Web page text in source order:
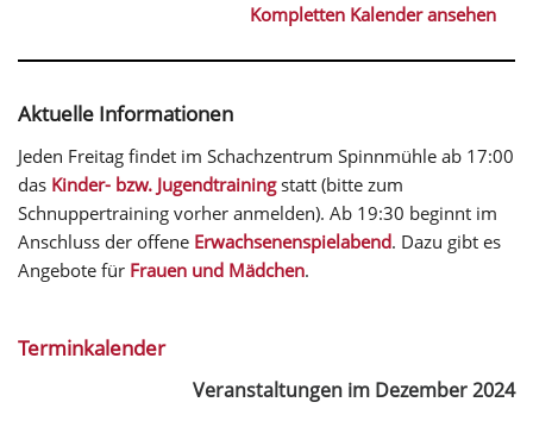
Kompletten Kalender ansehen
Aktuelle Informationen
Jeden Freitag findet im Schachzentrum Spinnmühle ab 17:00
das Kinder- bzw. Jugendtrainingstatt (bitte zum
Schnuppertraining vorher anmelden). Ab 19:30 beginnt im
Anschluss der offene Erwachsenenspielabend. Dazu gibt es
Angebote für Frauen und Mädchen.
Terminkalender
Veranstaltungen im Dezember 2024